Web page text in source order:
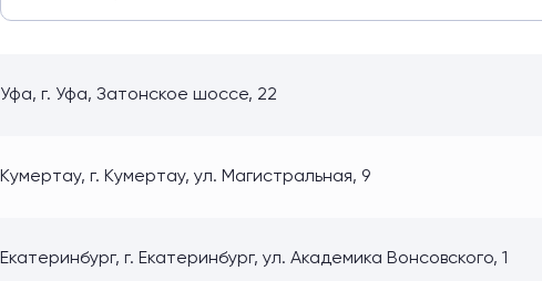
Уфа, г. Уфа, Затонское шоссе, 22
Кумертау, г. Кумертау, ул. Магистральная, 9
Екатеринбург, г. Екатеринбург, ул. Академика Вонсовского, 1